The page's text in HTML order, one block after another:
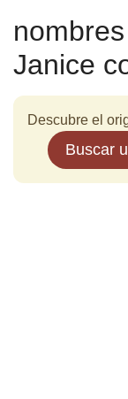
Janice
Descubre el
Buscar